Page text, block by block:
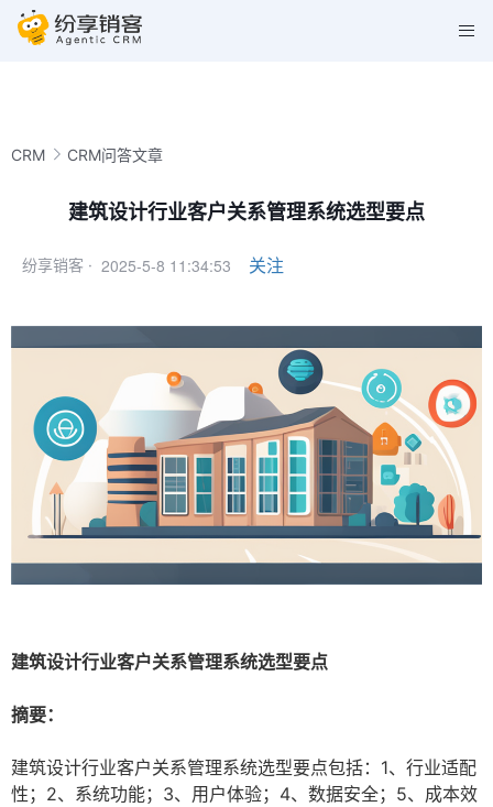
CRM CRM问答文章
建筑设计行业客户关系管理系统选型要点
纷享销客 · 2025-5-8 11:34:53 关注
建筑设计行业客户关系管理系统选型要点
摘要：
建筑设计行业客户关系管理系统选型要点包括：1、行业适配
性；2、系统功能；3、用户体验；4、数据安全；5、成本效